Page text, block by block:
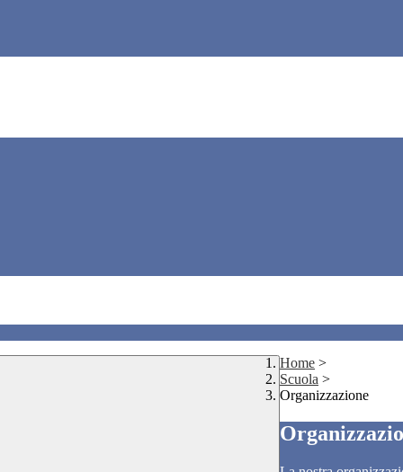
Home >
Scuola >
Organizzazione